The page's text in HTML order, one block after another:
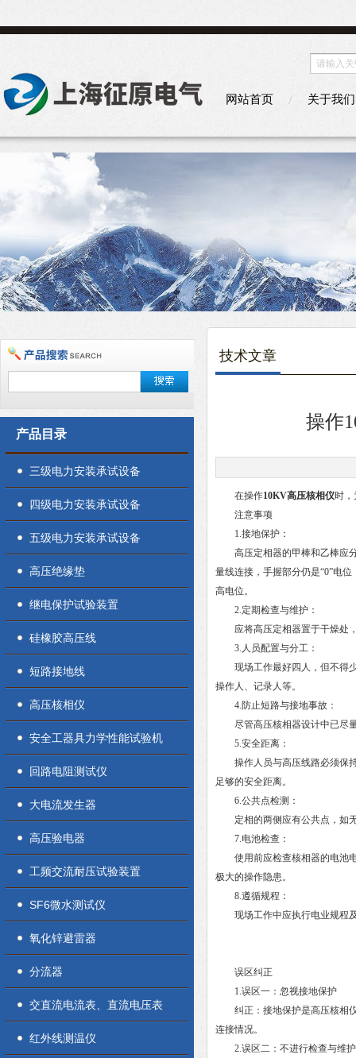
网站首页 关于我们
产品目录
三级电力安装承试设备
四级电力安装承试设备
五级电力安装承试设备
高压绝缘垫
继电保护试验装置
硅橡胶高压线
短路接地线
高压核相仪
安全工器具力学性能试验机
回路电阻测试仪
大电流发生器
高压验电器
工频交流耐压试验装置
SF6微水测试仪
氧化锌避雷器
分流器
交直流电流表、直流电压表
红外线测温仪
技术文章
操作
在操作10KV高压核相仪时
注意事项
1.接地保护：
高压定相器的甲棒和乙棒应分
量线连接，手握部分仍是“0”电
高电位。
2.定期检查与维护：
应将高压定相器置于干燥处，
3.人员配置与分工：
现场工作最好四人，但不得少
操作人、记录人等。
4.防止短路与接地事故：
尽管高压核相器设计中已尽量
5.安全距离：
操作人员与高压线路必须保持
足够的安全距离。
6.公共点检测：
定相的两侧应有公共点，如无
7.电池检查：
使用前应检查核相器的电池电
极大的操作隐患。
8.遵循规程：
现场工作中应执行电业规程及
误区纠正
1.误区一：忽视接地保护
纠正：接地保护是高压核相仪
连接情况。
2.误区二：不进行检查与维护